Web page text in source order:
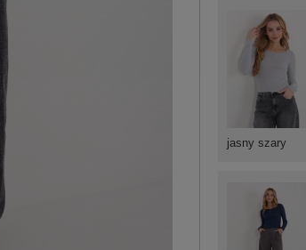
jasny szary